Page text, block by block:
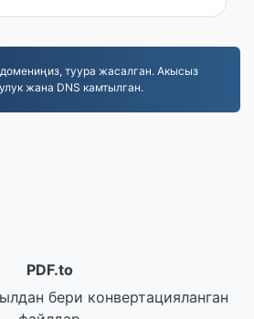
туура жасалган. Акысыз
жана DNS камтылган.
PDF.to
бери конвертацияланган